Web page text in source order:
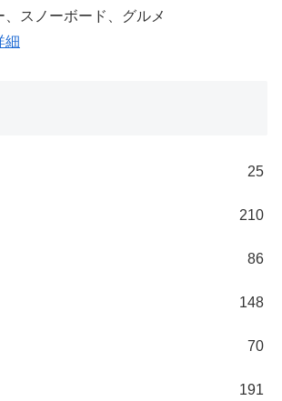
スノーボード、グルメ
細
25
210
86
148
70
191